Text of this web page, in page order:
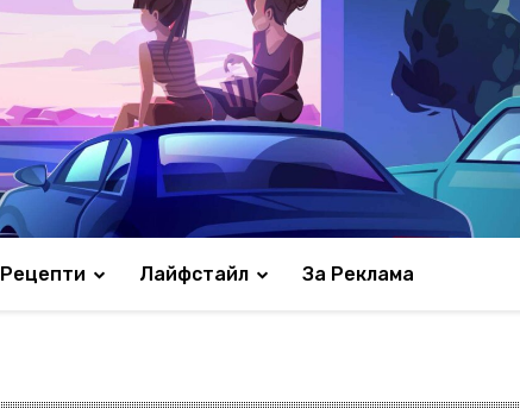
Рецепти Лайфстайл За Реклама